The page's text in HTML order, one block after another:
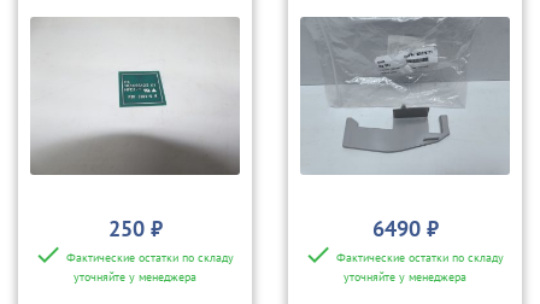
250 ₽
Фактические остатки по складу
уточняйте у менеджера
240/550/700/770/
С75/4110
6490 ₽
Фактические остатки по складу
уточняйте у менеджера